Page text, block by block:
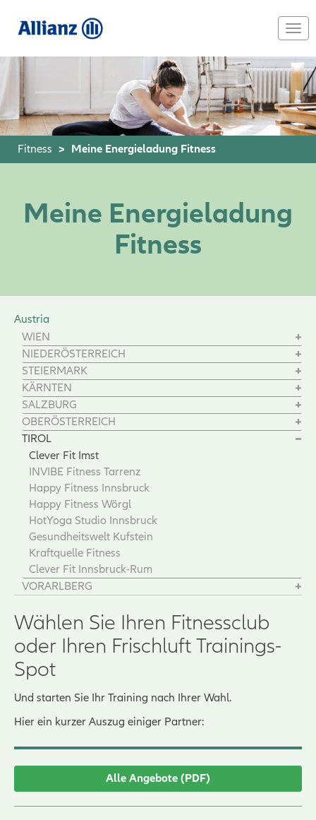
content
Fitness Meine Energieladung Fitness
Meine Energieladung
Fitness
Austria
WIEN
NIEDERÖSTERREICH
STEIERMARK
KÄRNTEN
SALZBURG
OBERÖSTERREICH
TIROL
Clever Fit Imst
INVIBE Fitness Tarrenz
Happy Fitness Innsbruck
Happy Fitness Wörgl
HotYoga Studio Innsbruck
Gesundheitswelt Kufstein
Kraftquelle Fitness
Clever Fit Innsbruck-Rum
VORARLBERG
Wählen Sie Ihren Fitnessclub
oder Ihren Frischluft Trainings-
Spot
Und starten Sie Ihr Training nach Ihrer Wahl.
Hier ein kurzer Auszug einiger Partner:
Alle Angebote (PDF)